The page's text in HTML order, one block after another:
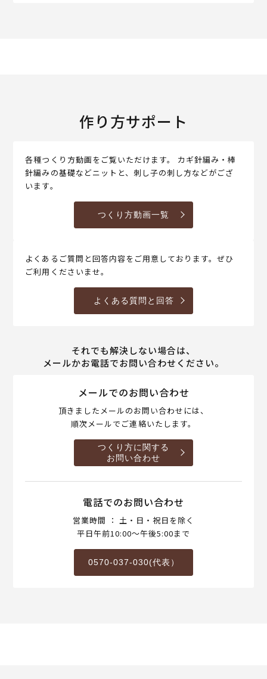
作り方サポート
各種つくり方動画をご覧いただけます。 カギ針編み・棒
針編みの基礎などニットと、刺し子の刺し方などがござ
います。
つくり方動画一覧
よくあるご質問と回答内容をご用意しております。ぜひ
ご利用くださいませ。
よくある質問と回答
それでも解決しない場合は、
メールかお電話でお問い合わせください。
メールでのお問い合わせ
頂きましたメールのお問い合わせには、
順次メールでご連絡いたします。
つくり方に関する
お問い合わせ
電話でのお問い合わせ
営業時間 ： 土・日・祝日を除く
平日午前10:00～午後5:00まで
0570-037-030(代表）